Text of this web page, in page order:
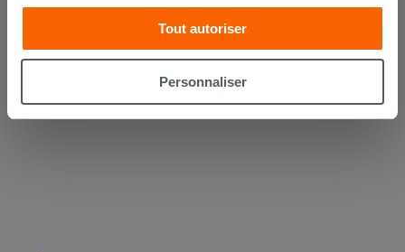
et les réseaux sociaux. Lesdits partenaires pourraient
combiner ces informations avec d’autres que vous leur
avez fournies ou qu’ils ont recueillies à partir de votre
utilisation sur leurs services. Si vous souhaitez en savoir
cookies, ou à quelques-uns seulement,cliquez iciou
Tout autoriser
Personnaliser
/PC
AJOUTER AU PANIER